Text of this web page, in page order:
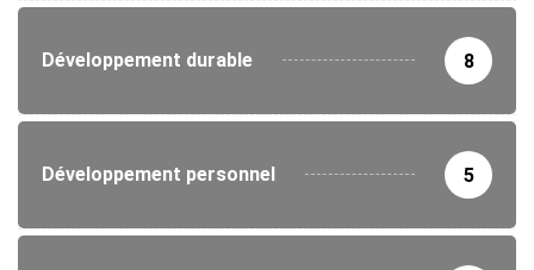
Développement durable 8
Développement personnel 5